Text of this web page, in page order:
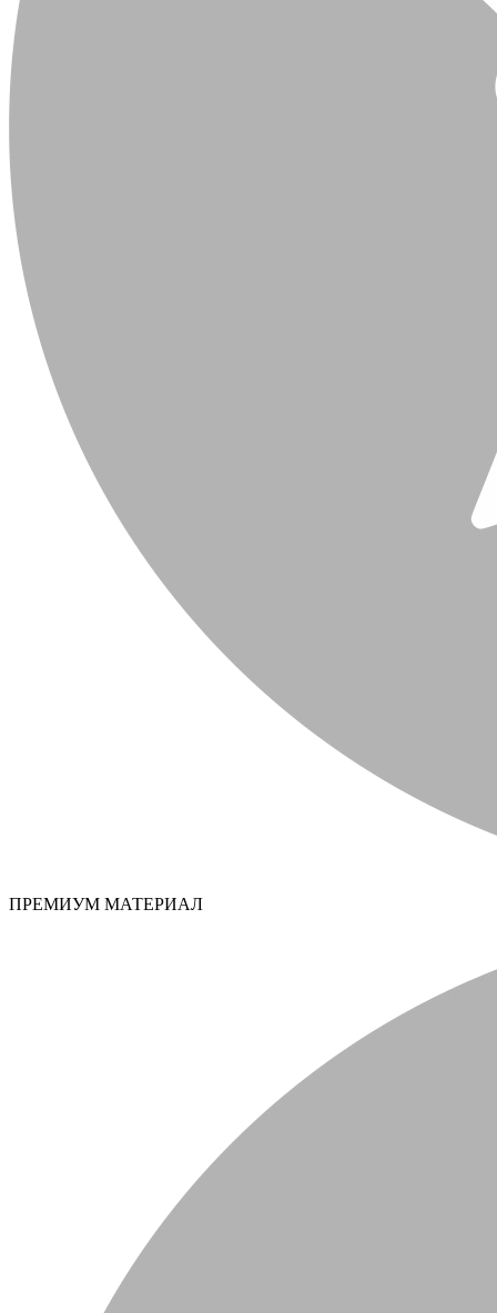
ПРЕМИУМ МАТЕРИАЛ